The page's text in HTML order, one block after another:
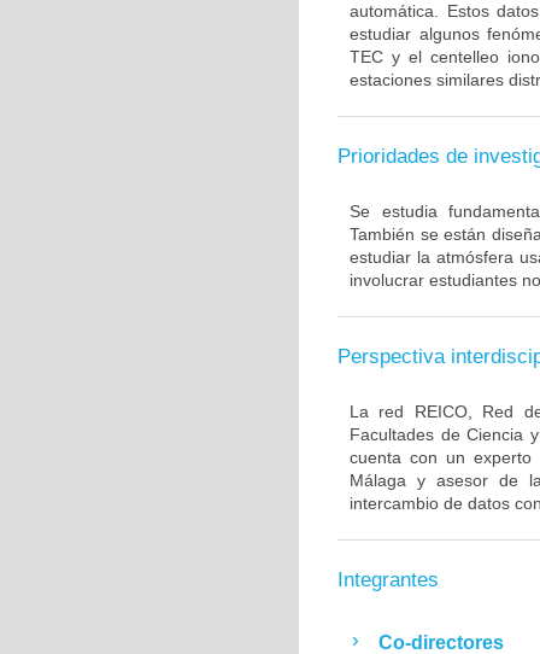
automática. Estos
estudiar algunos
TEC y el centelleo
estaciones similares
Prioridades de
Se estudia
También se están
estudiar la atmósfera
involucrar estudiantes
Perspectiva
La red REICO, Red
Facultades de Ciencia
cuenta con un experto
Málaga y asesor de
intercambio de datos
Integrantes
Co-directores